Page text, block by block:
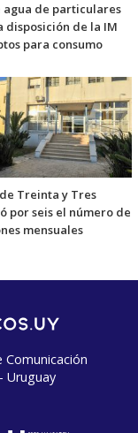
agua de particulares
disposición de la IM
para consumo
Treinta y Tres
por seis el número de
mensuales
Uruguay